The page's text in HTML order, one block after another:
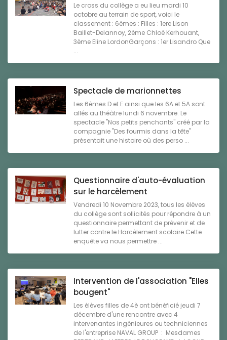
Le cross du collège a eu lieu mardi 10
octobre au terrain de sport, voici le
classement : 6èmes : Filles : 1ere Lison
Baillet-Delannoy, 2ème Chloé Kerhouant,
3ème Eline LordonGarçons : 1er Lisandro Que
...
Spectacle de marionnettes
Les 6èmes D et E ainsi que les 6A et 5A sont
allés au théâtre lundi 6 novembre. Le
spectacle "Nos petits penchants" créé par la
compagnie "Des fourmis dans la tête"
présentait une histoire où des perso ...
Questionnaire d'auto-évaluation
sur le harcèlement
Vendredi 10 Novembre 2023, tous les élèves
du collège sont sollicités pour répondre à un
questionnaire permettant de prévenir et de
lutter contre le Harcèlement scolaire.Cette
enquête va nous permettre ...
Intervention de l'association "Elles
bougent"
Les élèves filles de 4è ont bénéficié jeudi 7
décembre d'une rencontre avec 4
intervenantes ingénieures ou techniciennes
de l'entreprise NAVAL GROUP : Mesdames